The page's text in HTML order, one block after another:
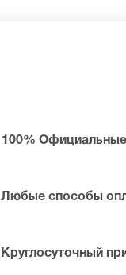
100% Официальные
Любые способы
Круглосуточный